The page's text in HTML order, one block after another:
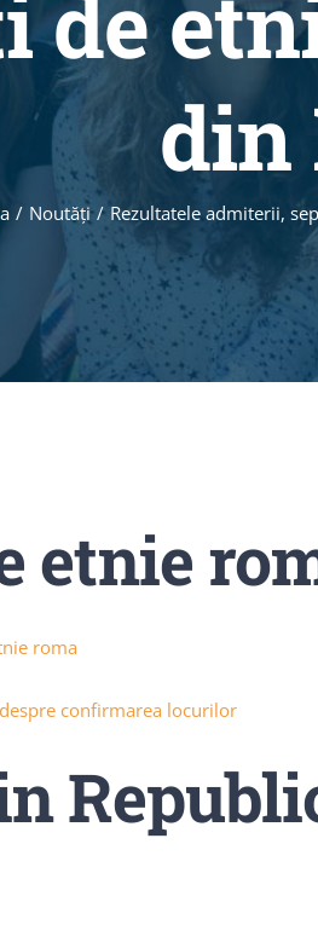
de
din
/ Noutăţi / Rezultatele admiterii,
etnie
roma
confirmarea locurilor